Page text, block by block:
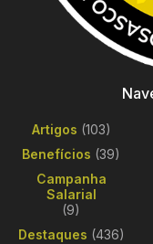
Artigos (103)
Benefícios (39)
Campanha
Salarial
(9)
Destaques (436)